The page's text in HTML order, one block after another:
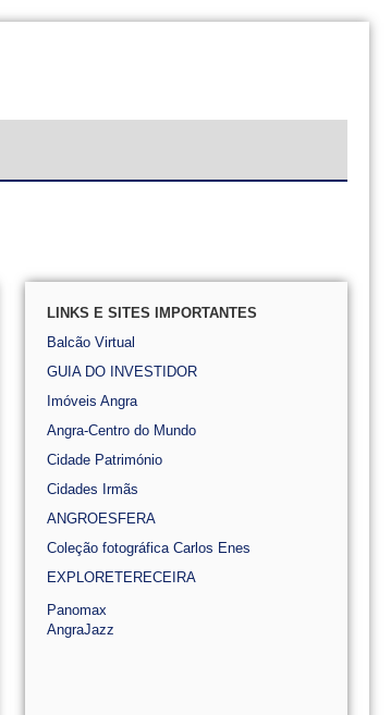
LINKS E SITES IMPORTANTES
Balcão Virtual
GUIA DO INVESTIDOR
Imóveis Angra
Angra-Centro do Mundo
Cidade Património
Cidades Irmãs
ANGROESFERA
Coleção fotográfica Carlos Enes
EXPLORETERECEIRA
Panomax
AngraJazz